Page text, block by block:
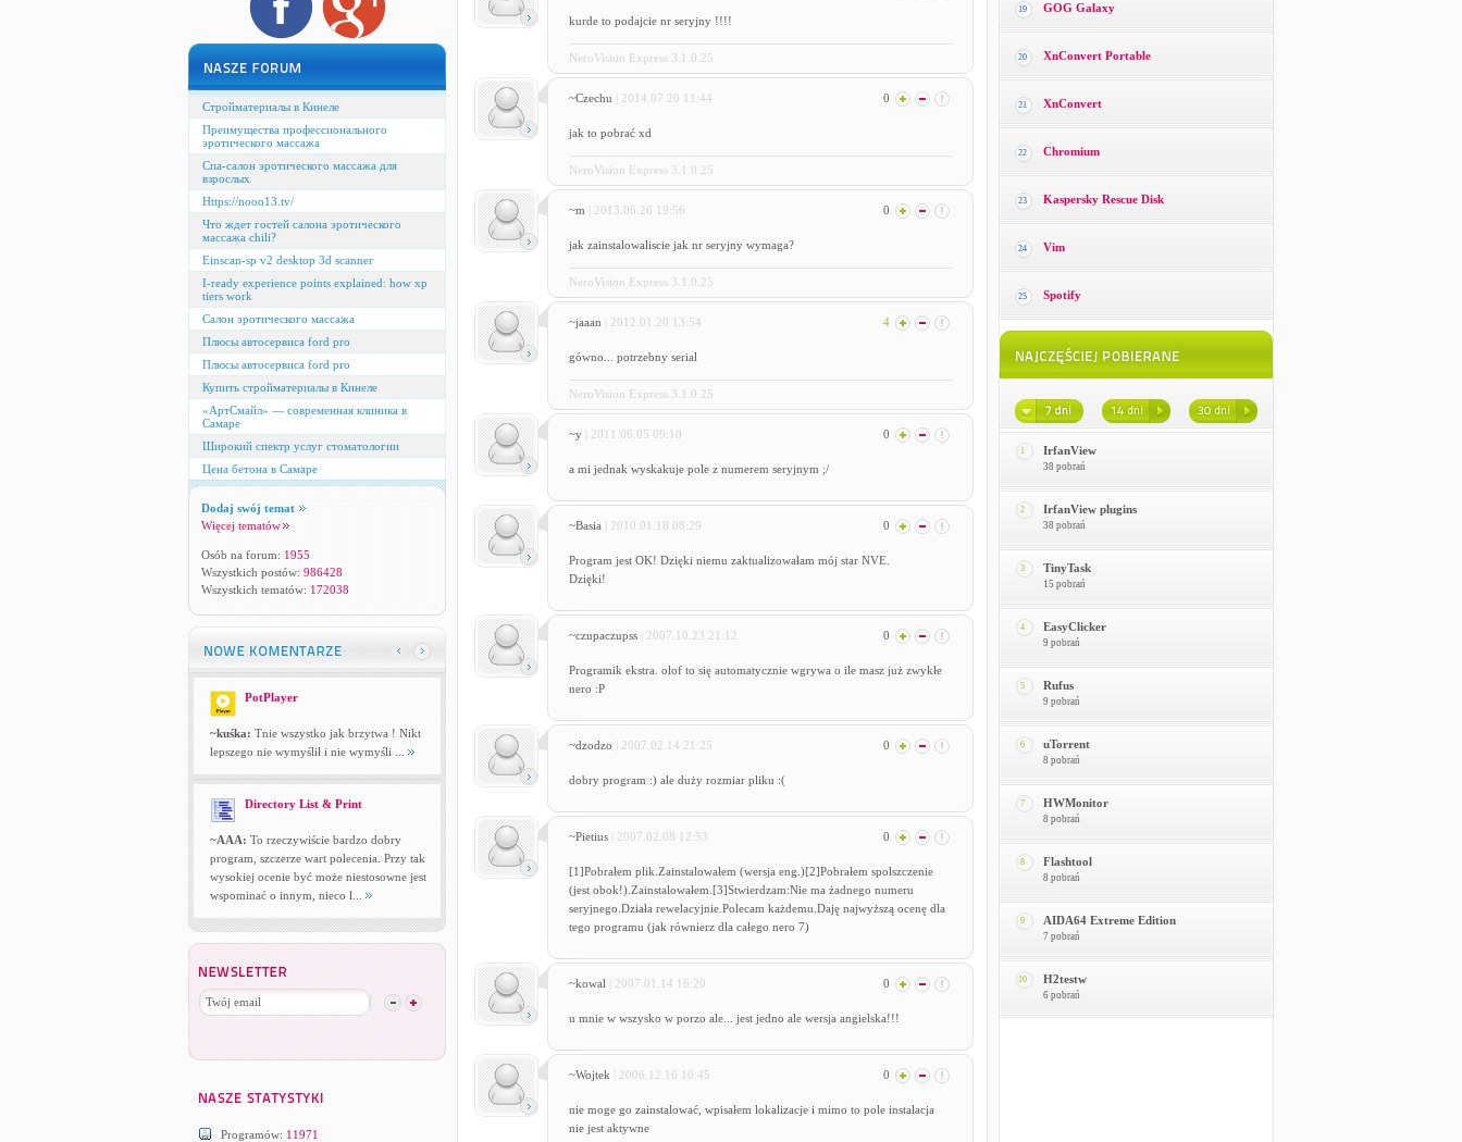
Стройматериалы в Кинеле
Преимущества профессионального
эротического массажа
Спа-салон эротического массажа для
взрослых
Https://nooo13.tv/
Что ждет гостей салона эротического
массажа chili?
Einscan-sp v2 desktop 3d scanner
I-ready experience points explained: how xp
tiers work
Салон эротического массажа
Плюсы автосервиса ford pro
Плюсы автосервиса ford pro
Купить стройматериалы в Кинеле
«АртСмайл» — современная клиника в
Самаре
Широкий спектр услуг стоматологии
Цена бетона в Самаре
Dodaj swój temat
Więcej tematów
Osób na forum: 1955
Wszystkich postów: 986428
Wszystkich tematów: 172038
PotPlayer
~kuśka: Tnie wszystko jak brzytwa ! Nikt
lepszego nie wymyślił i nie wymyśli ...
Directory List & Print
~AAA: To rzeczywiście bardzo dobry
program, szczerze wart polecenia. Przy tak
wysokiej ocenie być może niestosowne jest
wspominać o innym, nieco l...
Programów: 11971
kurde to podajcie nr seryjny !!!!
NeroVision Express 3.1.0.25
~Czechu | 2014.07.20 11:44 0
jak to pobrać xd
NeroVision Express 3.1.0.25
~m | 2013.06.26 19:56 0
jak zainstalowaliscie jak nr seryjny wymaga?
NeroVision Express 3.1.0.25
~jaaan | 2012.01.20 13:54 4
gówno... potrzebny serial
NeroVision Express 3.1.0.25
~y | 2011.06.05 09:10 0
a mi jednak wyskakuje pole z numerem seryjnym ;/
~Basia | 2010.01.18 08:29 0
Program jest OK! Dzięki niemu zaktualizowałam mój star NVE.
Dzięki!
~czupaczupss | 2007.10.23 21:12 0
Programik ekstra. olof to się automatycznie wgrywa o ile masz już zwykłe
nero :P
~dzodzo | 2007.02.14 21:25 0
dobry program :) ale duży rozmiar pliku :(
~Pietius | 2007.02.08 12:53 0
[1]Pobrałem plik.Zainstalowałem (wersja eng.)[2]Pobrałem spolszczenie
(jest obok!).Zainstalowałem.[3]Stwierdzam:Nie ma żadnego numeru
seryjnego.Działa rewelacyjnie.Polecam każdemu.Daję najwyższą ocenę dla
tego programu (jak równierz dla całego nero 7)
~kowal | 2007.01.14 16:20 0
u mnie w wszysko w porzo ale... jest jedno ale wersja angielska!!!
~Wojtek | 2006.12.16 10:45 0
nie moge go zainstalować, wpisałem lokalizacje i mimo to pole instalacja
nie jest aktywne
19 GOG Galaxy
20 XnConvert Portable
21 XnConvert
22 Chromium
23 Kaspersky Rescue Disk
24 Vim
25 Spotify
1 IrfanView
38 pobrań
2 IrfanView plugins
38 pobrań
3 TinyTask
15 pobrań
4 EasyClicker
9 pobrań
5 Rufus
9 pobrań
6 uTorrent
8 pobrań
7 HWMonitor
8 pobrań
8 Flashtool
8 pobrań
9 AIDA64 Extreme Edition
7 pobrań
10 H2testw
6 pobrań